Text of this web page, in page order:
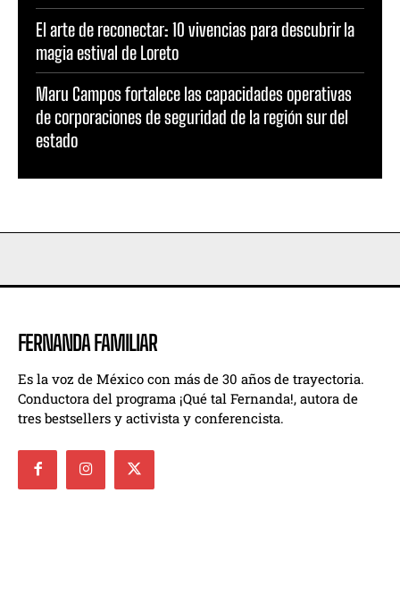
El arte de reconectar: 10 vivencias para descubrir la
magia estival de Loreto
Maru Campos fortalece las capacidades operativas
de corporaciones de seguridad de la región sur del
estado
FERNANDA FAMILIAR
Es la voz de México con más de 30 años de trayectoria.
Conductora del programa ¡Qué tal Fernanda!, autora de
tres bestsellers y activista y conferencista.